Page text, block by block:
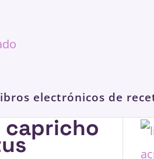
electrónicos de
capricho